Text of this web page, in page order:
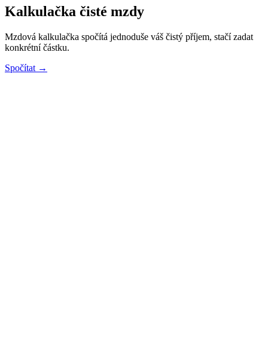
Kalkulačka čisté mzdy
Mzdová kalkulačka spočítá jednoduše váš čistý příjem, stačí zadat
konkrétní částku.
Spočítat →